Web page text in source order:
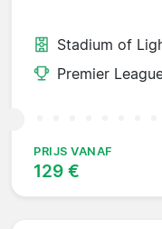
Stadium of
Premier
PRIJS VANAF
129 €